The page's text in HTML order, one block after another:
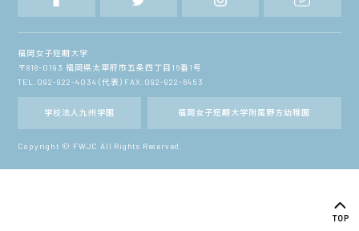
福岡女子短期大学
〒818-0193 福岡県太宰府市五条四丁目16番1号
TEL.092-922-4034（代表）FAX.092-922-6453
学校法人九州学園 福岡女子短期大学附属野方幼稚園
Copyright © FWJC All Rights Reserved.